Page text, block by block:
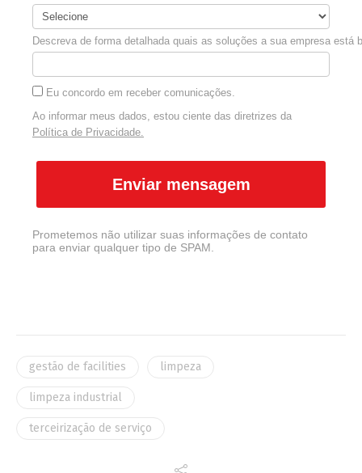
Descreva de forma detalhada quais as soluções a sua empresa está
Eu concordo em receber comunicações.
Ao informar meus dados, estou ciente das diretrizes da
Política de Privacidade.
Enviar mensagem
Prometemos não utilizar suas informações de contato
para enviar qualquer tipo de SPAM.
gestão de facilities limpeza
limpeza industrial
terceirização de serviço